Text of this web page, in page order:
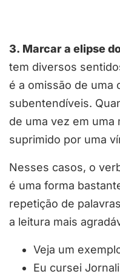
3. Marcar a elipse
tem diversos
é a omissão de uma
subentendíveis.
de uma vez em uma
suprimido por uma
Nesses casos, o
é uma forma
repetição de
a leitura mais
Veja um
Eu cursei